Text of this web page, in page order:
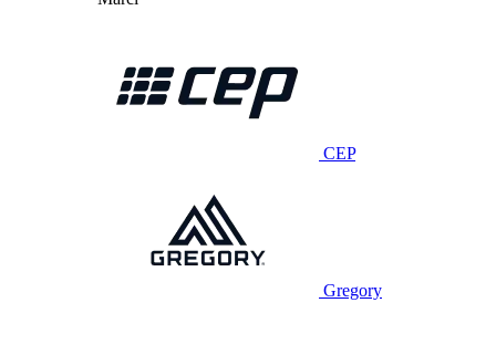
CEP
Gregory